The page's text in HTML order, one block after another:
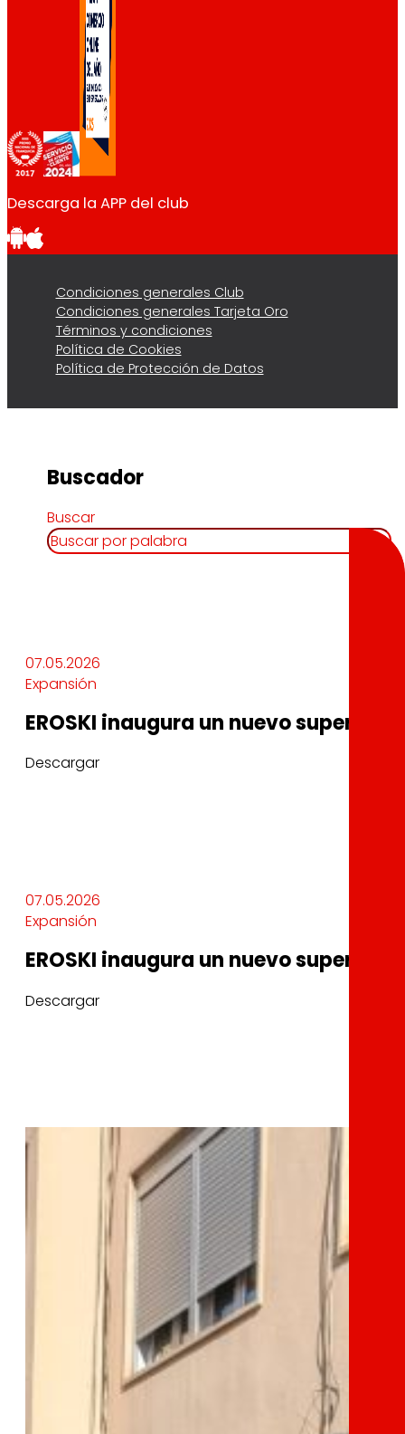
Descarga la APP del club
Condiciones generales Club
Condiciones generales Tarjeta Oro
Términos y condiciones
Política de Cookies
Política de Protección de Datos
Buscador
Buscar
07.05.2026
Expansión
EROSKI inaugura un nuevo
Descargar
07.05.2026
Expansión
EROSKI inaugura un nuevo
Descargar